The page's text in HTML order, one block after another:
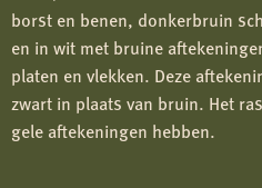
borst en benen, donkerbruin
en in wit met bruine
platen en vlekken. Deze
zwart in plaats van bruin. Het
gele aftekeningen hebben.